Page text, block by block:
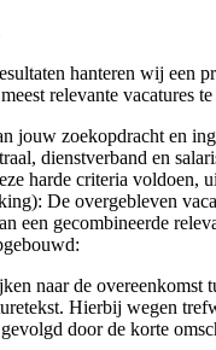
hanteren wij een
relevante vacatures te
jouw zoekopdracht en
dienstverband en
harde criteria voldoen,
De overgebleven
een gecombineerde
naar de overeenkomst
Hierbij wegen
door de korte